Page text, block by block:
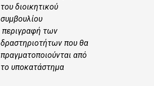
του διοικητικού
συμβουλίου
περιγραφή των
δραστηριοτήτων που θα
πραγματοποιούνται από
το υποκατάστημα